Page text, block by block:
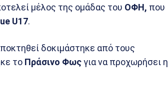
μέλος της ομάδας του ΟΦΗ, που
U17.
δοκιμάστηκε από τους
το Πράσινο Φωςγια να προχωρήσει η